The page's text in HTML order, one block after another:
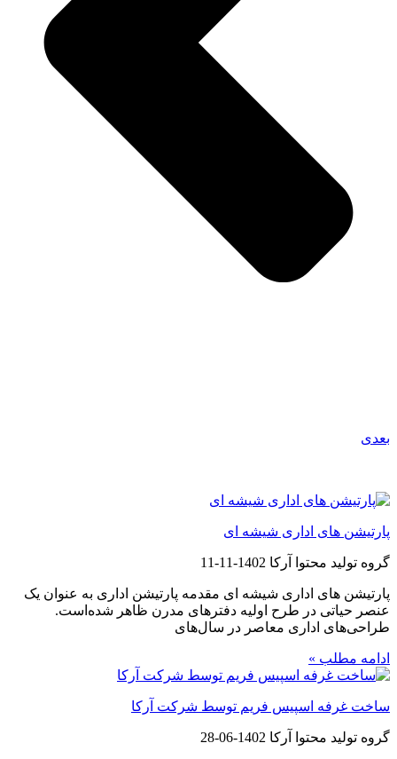
بعدی
پارتیشن های اداری شیشه ای
گروه تولید محتوا آرکا 1402-11-11
پارتیشن های اداری شیشه ای مقدمه پارتیشن‌‌ اداری به عنوان یک
عنصر حیاتی در طرح اولیه دفترهای مدرن ظاهر شده‌است.
طراحی‌های اداری معاصر در سال‌های
ادامه مطلب »
ساخت غرفه اسپیس فریم توسط شرکت آرکا
گروه تولید محتوا آرکا 1402-06-28